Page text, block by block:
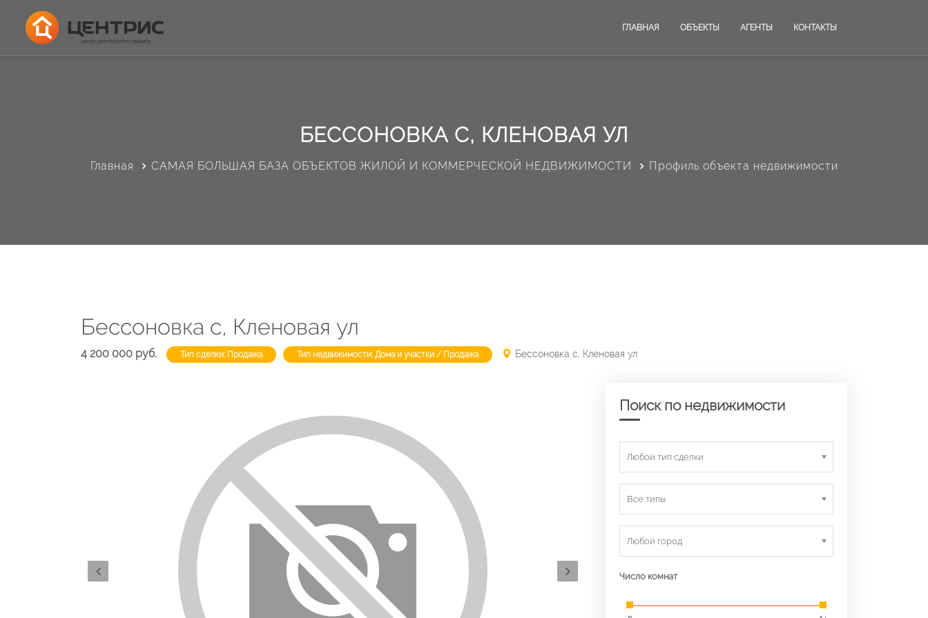
ГЛАВНАЯ ОБЪЕКТЫ АГЕНТЫ КОНТАКТЫ
БЕССОНОВКА С, КЛЕНОВАЯ УЛ
Главная САМАЯ БОЛЬШАЯ БАЗА ОБЪЕКТОВ ЖИЛОЙ И КОММЕРЧЕСКОЙ НЕДВИЖИМОСТИ Профиль объекта недвижимости
Бессоновка с, Кленовая ул
4 200 000 руб. Тип сделки: Продажа Тип недвижимости: Дома и участки / Продажа Бессоновка с, Кленовая ул
Поиск по недвижимости
Любой тип сделки
Все типы
Любой город
Число комнат